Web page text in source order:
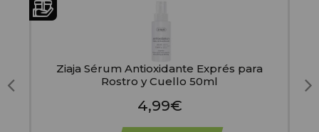
Ziaja Sérum Antioxidante Exprés para
Rostro y Cuello 50ml
4,99€